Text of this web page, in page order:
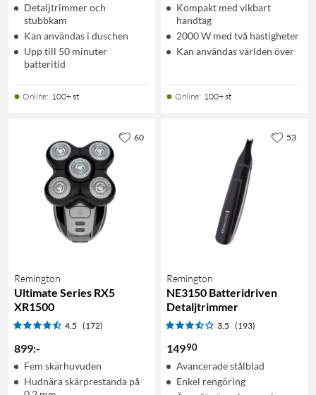
Detaljtrimmer och
stubbkam
Kan användas i duschen
Upp till 50 minuter
batteritid
Online: 100+ st
Kompakt med vikbart
handtag
2000 W med två hastigheter
Kan användas världen över
Online: 100+ st
Remington
Ultimate Series RX5
XR1500
4.5 (172)
899:-
Fem skärhuvuden
Hudnära skärprestanda på
60
Remington
NE3150 Batteridriven
Detaljtrimmer
3.5 (193)
14990
Avancerade stålblad
Enkel rengöring
53